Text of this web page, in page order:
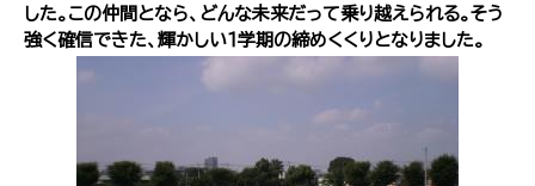
した。この仲間となら、どんな未来だって乗り越えられる。そう
強く確信できた、輝かしい１学期の締めくくりとなりました。